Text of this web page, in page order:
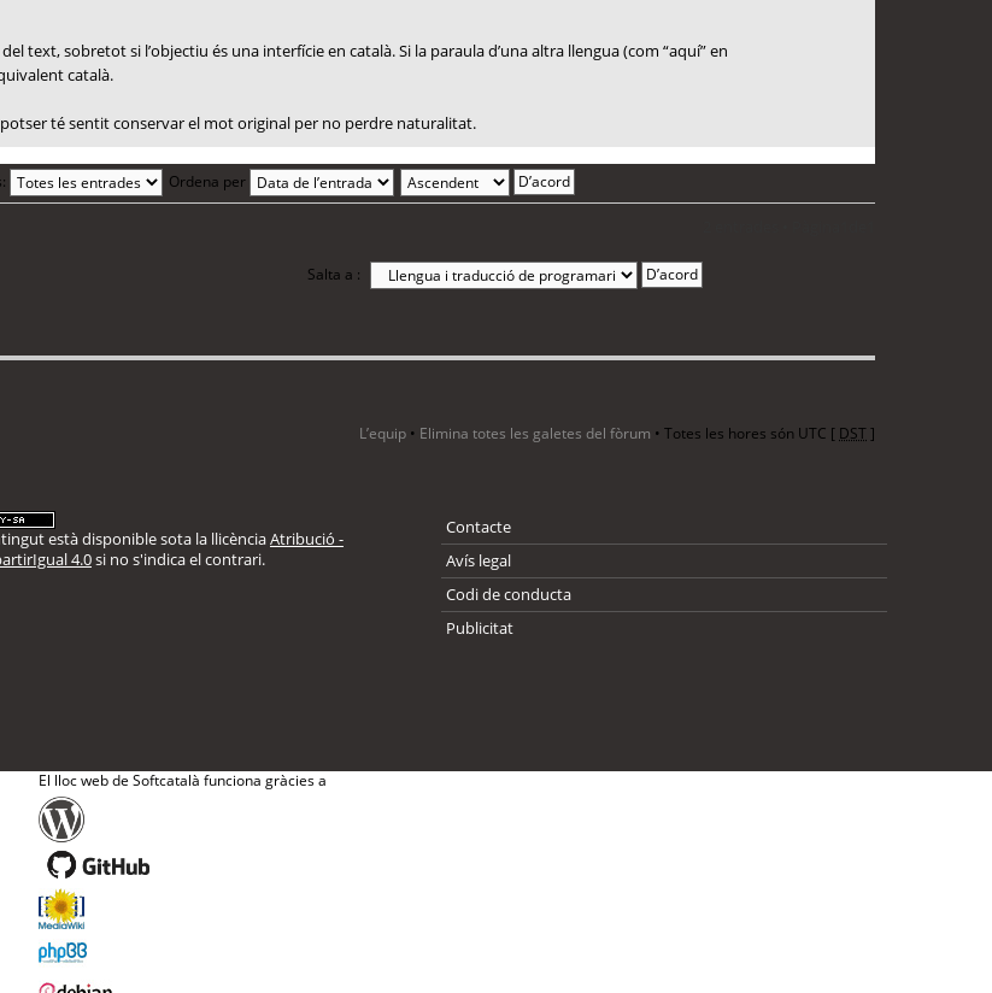
text, sobretot si l’objectiu és una interfície en català. Si la paraula d’una altra llengua (com “aquí” en
català.
té sentit conservar el mot original per no perdre naturalitat.
Ordena per
Salta a :
L’equip • Elimina totes les galetes del fòrum • Totes les hores són UTC [ DST]
està disponible sota la llicènciaAtribució -
4.0si no s'indica el contrari.
Contacte
Avís legal
Codi de conducta
Publicitat
El lloc web de Softcatalà funciona gràcies a